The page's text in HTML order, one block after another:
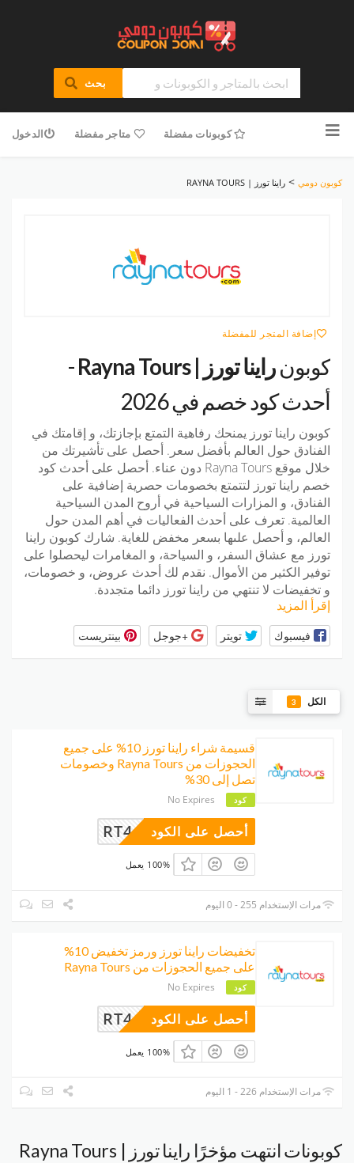
بحث
للمحتوى
كوبونات مفضلة متاجر مفضلة الدخول
كوبون دومي > راينا تورز | RAYNA TOURS
إضافة المتجر للمفضلة
كوبونراينا تورز | Rayna Tours
-
أحدث كود خصم في 2026
كوبون راينا تورز يمنحك رفاهية التمتع بإجازتك، و إقامتك في
الفنادق حول العالم بأفضل سعر. أحصل على تأشيرتك من
خلال موقع Rayna Tours دون عناء. أحصل على أحدث كود
خصم راينا تورز لتتمتع بخصومات حصرية إضافية على
الفنادق، و المزارات السياحية في أروح المدن السياحية
العالمية. تعرف على أحدث الفعاليات في أهم المدن حول
العالم، و أحصل علىها بسعر مخفض للغاية. شارك كوبون راينا
تورز مع عشاق السفر، و السياحة، و المغامرات ليحصلوا على
توفير الكثير من الأموال. نقدم لك أحدث عروض، و خصومات،
و تخفيضات لا تنتهي من راينا تورز دائما متجددة.
إقرأ المزيد
فيسبوك تويتر +جوجل بينتريست
الكل 3
قسيمة شراء راينا تورز 10% على جميع
الحجوزات من Rayna Tours وخصومات
تصل إلى 30%
كود No Expires
RT4 أحصل على الكود
100% يعمل
مرات الإستخدام 255 - 0 اليوم
تخفيضات راينا تورز ورمز تخفيض 10%
على جميع الحجوزات من Rayna Tours
كود No Expires
RT4 أحصل على الكود
100% يعمل
مرات الإستخدام 226 - 1 اليوم
كوبونات انتهت مؤخرًا راينا تورز | Rayna Tours